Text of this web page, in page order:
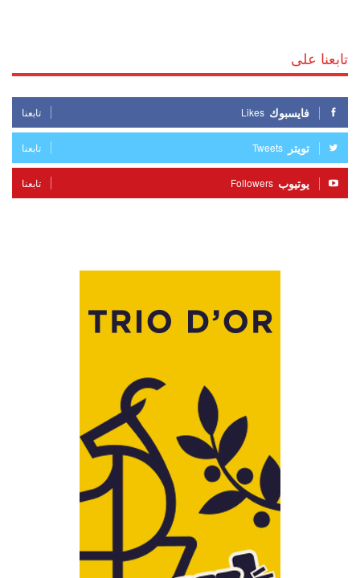
تابعنا على
فايسبوك Likes تابعنا
تويتر Tweets تابعنا
يوتيوب Followers تابعنا